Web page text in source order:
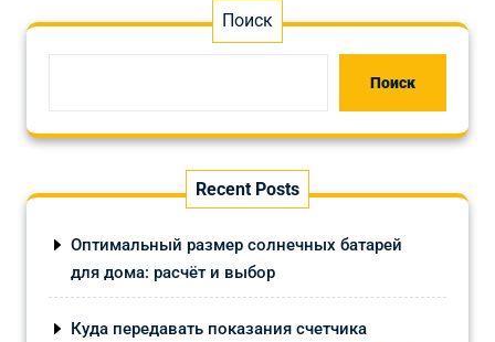
Поиск
Поиск
Recent Posts
Оптимальный размер солнечных батарей
для дома: расчёт и выбор
Куда передавать показания счетчика